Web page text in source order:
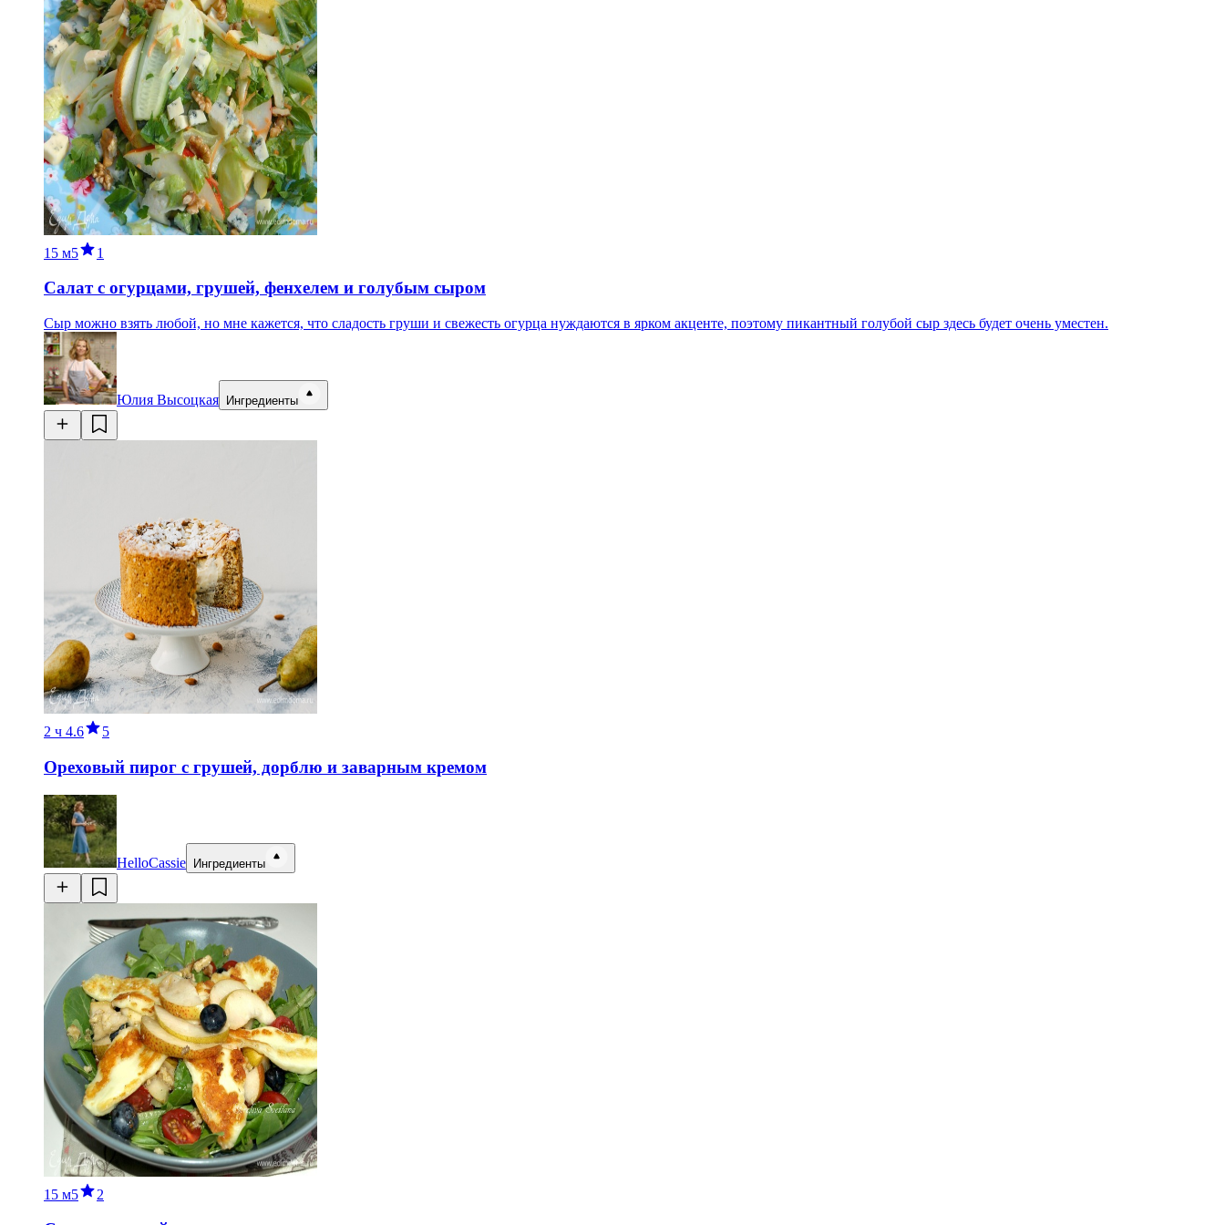
15 м5 1
Салат с огурцами, грушей, фенхелем и голубым сыром
Сыр можно взять любой, но мне кажется, что сладость груши и свежесть огурца нуждаются в ярком акценте, поэтому пикантный голубой сыр здесь будет очень уместен.
Юлия Высоцкая Ингредиенты
2 ч 4.6 5
Ореховый пирог с грушей, дорблю и заварным кремом
HelloCassie Ингредиенты
15 м5 2